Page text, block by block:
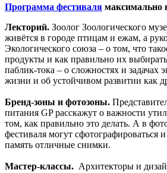
Программа фестиваля максимально
Лекторий. Зоолог Зоологического
живётся в городе птицам и ежам, а
Экологического союза – о том, что
продукты и как правильно их
паблик-тока – о сложностях и задачах
жизни и об устойчивом развитии как
Бренд-зоны и фотозоны.
питания GP расскажут о важности
том, как правильно это делать. А в
фестиваля могут сфотографироваться и
память отличные снимки.
Мастер-классы. Архитекторы и